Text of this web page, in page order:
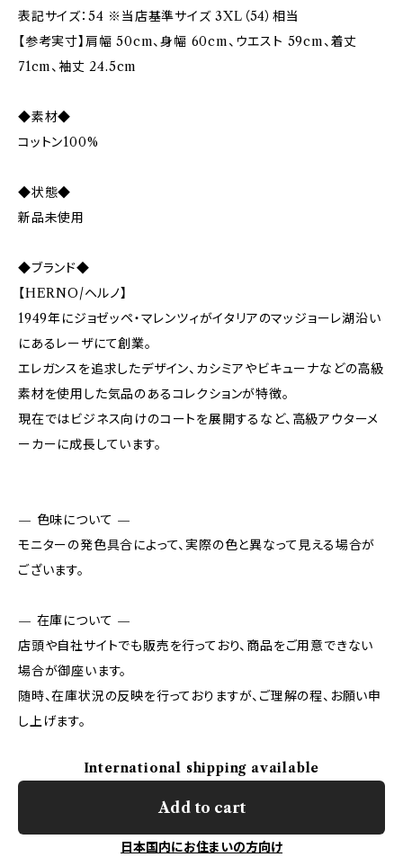
表記サイズ：54 ※当店基準サイズ 3XL（54）相当
【参考実寸】肩幅 50cm、身幅 60cm、ウエスト 59cm、着丈
71cm、袖丈 24.5cm
◆素材◆
コットン100%
◆状態◆
新品未使用
◆ブランド◆
【HERNO/ヘルノ】
1949年にジョゼッペ・マレンツィがイタリアのマッジョーレ湖沿い
にあるレーザにて創業。
エレガンスを追求したデザイン、カシミアやビキューナなどの高級
素材を使用した気品のあるコレクションが特徴。
現在ではビジネス向けのコートを展開するなど、高級アウターメ
ーカーに成長しています。
— 色味について —
モニターの発色具合によって、実際の色と異なって見える場合が
ございます。
— 在庫について —
店頭や自社サイトでも販売を行っており、商品をご用意できない
場合が御座います。
随時、在庫状況の反映を行っておりますが、ご理解の程、お願い申
し上げます。
International shipping available
Add to cart
日本国内にお住まいの方向け